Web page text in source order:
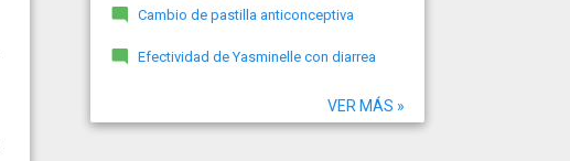
Cambio de pastilla anticonceptiva
Efectividad de Yasminelle con diarrea
VER MÁS »